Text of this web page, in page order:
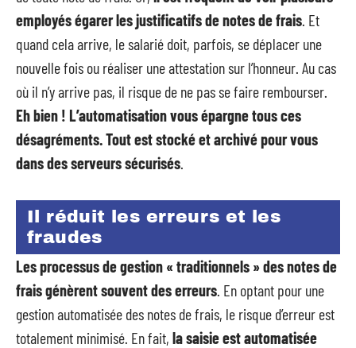
employés égarer les justificatifs de notes de frais . Et
quand cela arrive, le salarié doit, parfois, se déplacer une
nouvelle fois ou réaliser une attestation sur l’honneur. Au cas
où il n’y arrive pas, il risque de ne pas se faire rembourser.
Eh bien ! L’automatisation vous épargne tous ces
désagréments. Tout est stocké et archivé pour vous
dans des serveurs sécurisés
Il réduit les erreurs et les
fraudes
Les processus de gestion « traditionnels » des notes de
frais génèrent souvent des erreurs . En optant pour une
gestion automatisée des notes de frais, le risque d’erreur est
totalement minimisé. En fait, la saisie est automatisée